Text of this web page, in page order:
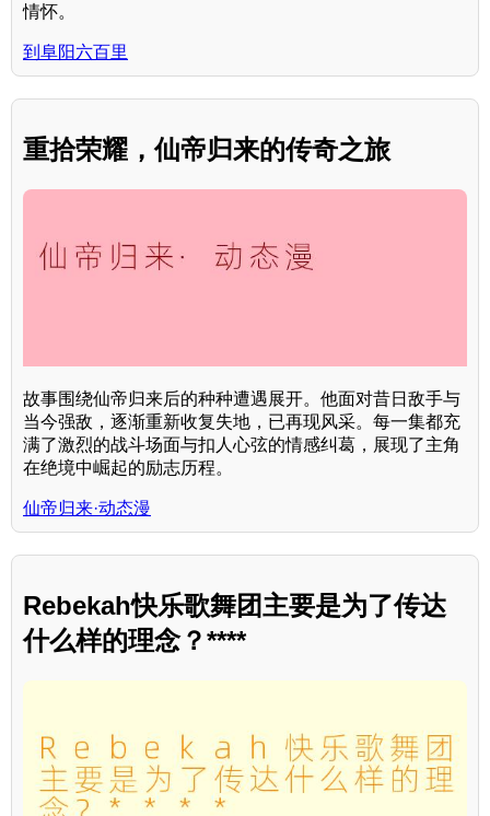
情怀。
到阜阳六百里
重拾荣耀，仙帝归来的传奇之旅
故事围绕仙帝归来后的种种遭遇展开。他面对昔日敌手与
当今强敌，逐渐重新收复失地，已再现风采。每一集都充
满了激烈的战斗场面与扣人心弦的情感纠葛，展现了主角
在绝境中崛起的励志历程。
仙帝归来·动态漫
Rebekah快乐歌舞团主要是为了传达
什么样的理念？****